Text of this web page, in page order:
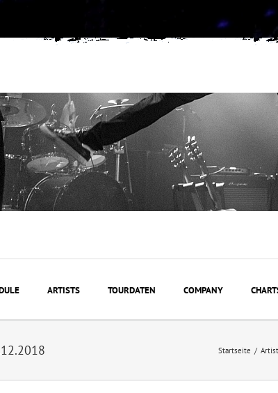
ARTISTS TOURDATEN COMPANY
Startseite /